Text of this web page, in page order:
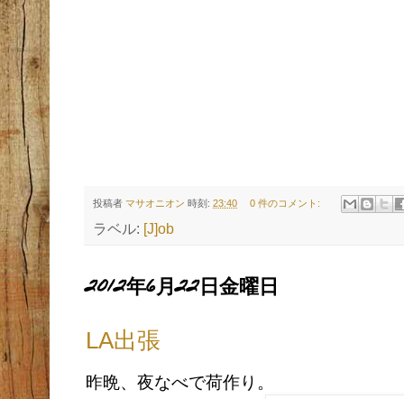
投稿者 マサオニオン 時刻: 23:40 0 件のコメント:
ラベル: [J]ob
2012年6月22日金曜日
LA出張
昨晩、夜なべで荷作り。